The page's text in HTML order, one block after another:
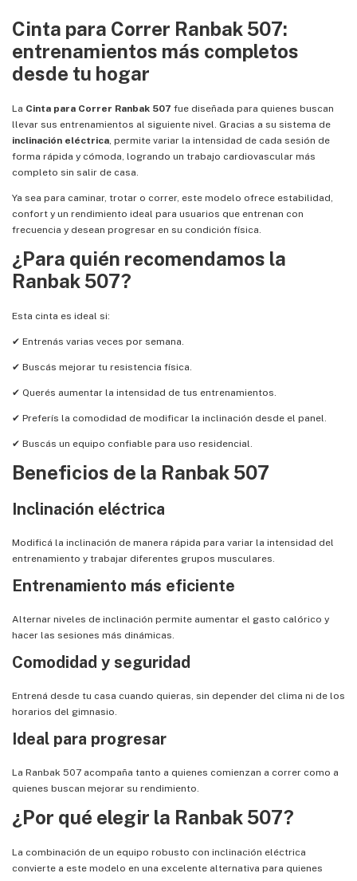
Cinta para Correr Ranbak 507:
entrenamientos más completos
desde tu hogar
La Cinta para Correr Ranbak 507 fue diseñada para quienes buscan
llevar sus entrenamientos al siguiente nivel. Gracias a su sistema de
inclinación eléctrica, permite variar la intensidad de cada sesión de
forma rápida y cómoda, logrando un trabajo cardiovascular más
completo sin salir de casa.
Ya sea para caminar, trotar o correr, este modelo ofrece estabilidad,
confort y un rendimiento ideal para usuarios que entrenan con
frecuencia y desean progresar en su condición física.
¿Para quién recomendamos la
Ranbak 507?
Esta cinta es ideal si:
✔ Entrenás varias veces por semana.
✔ Buscás mejorar tu resistencia física.
✔ Querés aumentar la intensidad de tus entrenamientos.
✔ Preferís la comodidad de modificar la inclinación desde el panel.
✔ Buscás un equipo confiable para uso residencial.
Beneficios de la Ranbak 507
Inclinación eléctrica
Modificá la inclinación de manera rápida para variar la intensidad del
entrenamiento y trabajar diferentes grupos musculares.
Entrenamiento más eficiente
Alternar niveles de inclinación permite aumentar el gasto calórico y
hacer las sesiones más dinámicas.
Comodidad y seguridad
Entrená desde tu casa cuando quieras, sin depender del clima ni de los
horarios del gimnasio.
Ideal para progresar
La Ranbak 507 acompaña tanto a quienes comienzan a correr como a
quienes buscan mejorar su rendimiento.
¿Por qué elegir la Ranbak 507?
La combinación de un equipo robusto con inclinación eléctrica
convierte a este modelo en una excelente alternativa para quienes